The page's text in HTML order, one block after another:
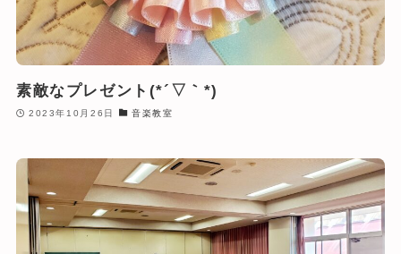
素敵なプレゼント(*´▽｀*)
2023年10月26日 音楽教室